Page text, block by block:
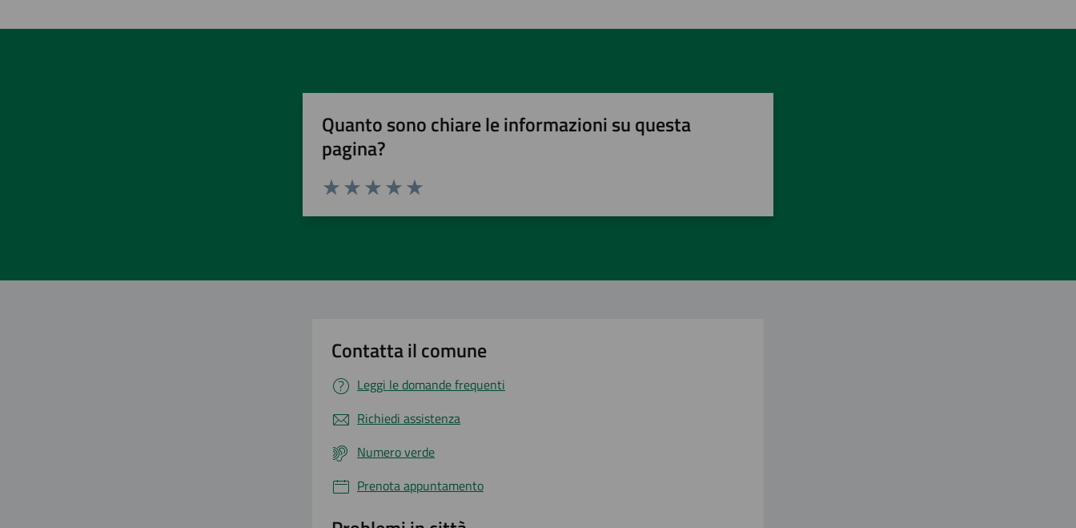
Quanto sono chiare le informazioni su questa
pagina?
Contatta il comune
Leggi le domande frequenti
Richiedi assistenza
Numero verde
Prenota appuntamento